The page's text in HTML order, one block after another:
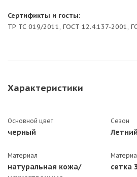
Сертификты и госты:
ТР ТС 019/2011, ГОСТ 12.4.137-2001,
Характеристики
Основной цвет
черный
Сезон
Летний
Материал
натуральная кожа/
сетка